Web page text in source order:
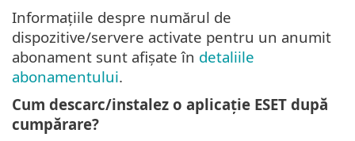
Informațiile despre numărul de
dispozitive/servere activate pentru un anumit
abonament sunt afișate în detaliile
abonamentului.
Cum descarc/instalez o aplicație ESET după
cumpărare?